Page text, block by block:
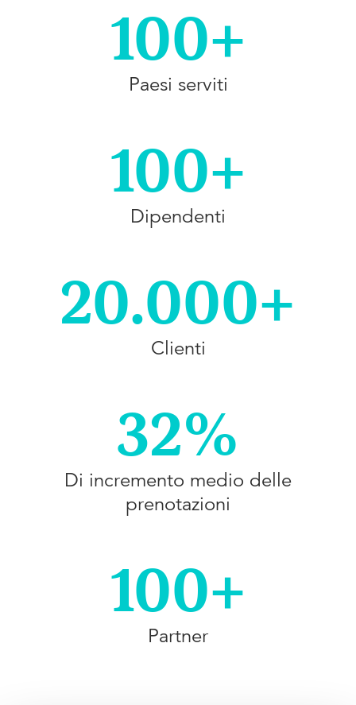
100+
Paesi serviti
100+
Dipendenti
20.000+
Clienti
32%
Di incremento medio delle
prenotazioni
100+
Partner